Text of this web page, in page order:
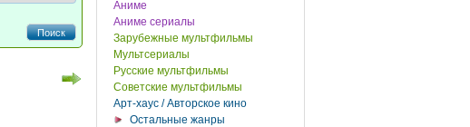
Аниме
Аниме сериалы
Зарубежные мультфильмы
Мультсериалы
Русские мультфильмы
Советские мультфильмы
Арт-хаус / Авторское кино
Остальные жанры
Поиск